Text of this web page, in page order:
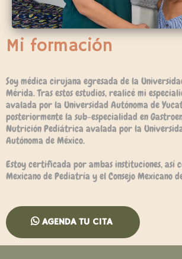
Mi formación
Soy médica cirujana egresada de la
Mérida. Tras estos estudios, realicé mi
avalada por la Universidad Autónoma de
posteriormente la sub-especialidad en
Nutrición Pediátrica avalada por la
Autónoma de México.
Estoy certificada por ambas instituciones, así
Mexicano de Pediatría y el Consejo Mexicano
AGENDA TU CITA